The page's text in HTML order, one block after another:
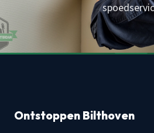
Ontstoppen Bilthoven